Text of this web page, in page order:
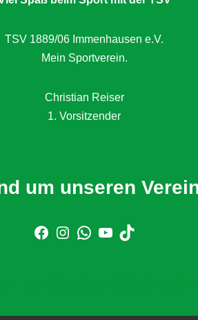
TSV 1889/06 Immenhausen e.V.
Mein Sportverein.
Christian Reiser
1. Vorsitzender
um unseren